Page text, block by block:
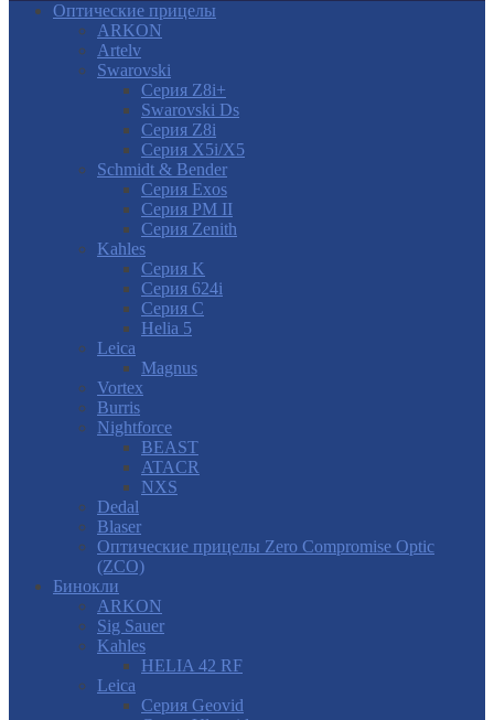
Оптические прицелы
ARKON
Artelv
Swarovski
Серия Z8i+
Swarovski Ds
Серия Z8i
Серия X5i/X5
Schmidt & Bender
Серия Exos
Серия PM II
Cерия Zenith
Kahles
Серия K
Серия 624i
Серия С
Helia 5
Leica
Magnus
Vortex
Burris
Nightforce
BEAST
ATACR
NXS
Dedal
Blaser
Оптические прицелы Zero Compromise Optic
(ZCO)
Бинокли
ARKON
Sig Sauer
Kahles
HELIA 42 RF
Leica
Серия Geovid